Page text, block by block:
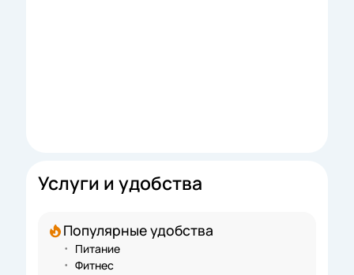
Услуги и удобства
Популярные удобства
Питание
Фитнес